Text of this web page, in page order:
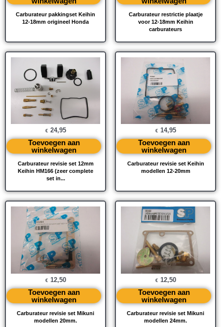
Carburateur pakkingset Keihin
12-18mm origineel Honda
Carburateur restrictie plaatje
voor 12-18mm Keihin
carburateurs
Carburateur revisie set 12mm
Keihin HM166 (zeer complete
set in...
€ 24,95
Toevoegen aan
winkelwagen
Carburateur revisie set Keihin
modellen 12-20mm
€ 14,95
Toevoegen aan
winkelwagen
Carburateur revisie set Mikuni
modellen 20mm.
€ 12,50
Toevoegen aan
winkelwagen
Carburateur revisie set Mikuni
modellen 24mm.
€ 12,50
Toevoegen aan
winkelwagen